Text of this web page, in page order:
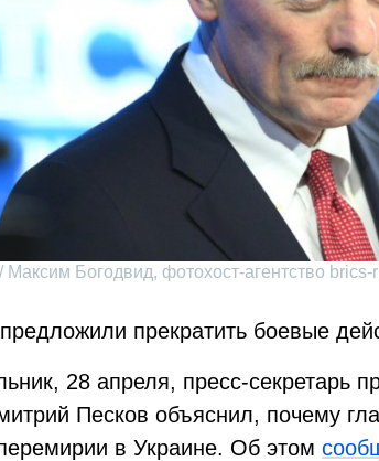
Богодвид, фотохост-агентство brics-
прекратить боевые
28 апреля, пресс-секретарь
Песков объяснил, почему
в Украине. Об этом